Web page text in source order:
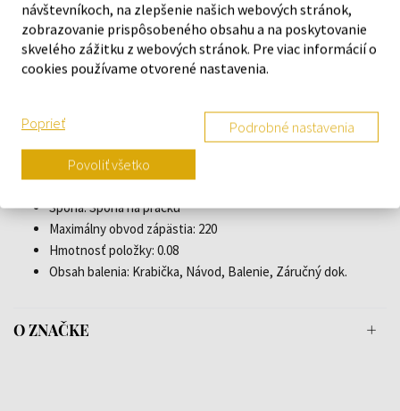
Zadná časť puzdra: Šroubovacia, Spodná časť z nerezovej
ocele
Pohlavie: Muži
Sklo: Minerálne sklo, S zafírovou úpravou
Štýl: Klasický
Farba pásky: Čierna
Šírka pásky: 20
Spona: Spona na pracku
Maximálny obvod zápästia: 220
Hmotnosť položky: 0.08
Obsah balenia: Krabička, Návod, Balenie, Záručný dok.
O ZNAČKE
návštevníkoch, na zlepšenie našich webových stránok,
zobrazovanie prispôsobeného obsahu a na poskytovanie
skvelého zážitku z webových stránok. Pre viac informácií o
cookies používame otvorené nastavenia.
Poprieť Podrobné nastavenia
Povoliť všetko